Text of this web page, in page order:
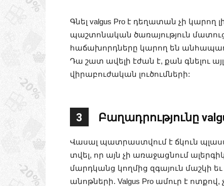
Գնել valgus Pro է դեղատան չի կարող
պաշտոնական ծառայություն
հաճախորդները կարող են անհապաղ
Դա շատ ավելի էժան է, քան գնելու
վիրաբուժական լուծումների:
3 Բաղադրությունը
Վասալ պատրաստվում է ճկուն
տվել, որ այն չի առաջացնում
մարդկանց կողմից զգայուն մաշկի
անոթների. Valgus Pro ամուր է